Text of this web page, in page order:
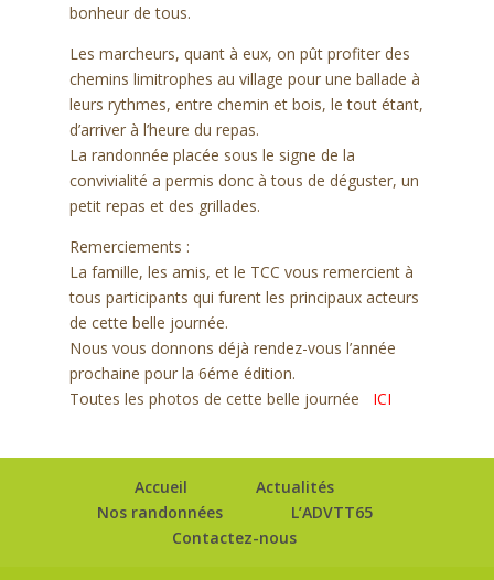
bonheur de tous.
Les marcheurs, quant à eux, on pût profiter des
chemins limitrophes au village pour une ballade à
leurs rythmes, entre chemin et bois, le tout étant,
d’arriver à l’heure du repas.
La randonnée placée sous le signe de la
convivialité a permis donc à tous de déguster, un
petit repas et des grillades.
Remerciements :
La famille, les amis, et le TCC vous remercient à
tous participants qui furent les principaux acteurs
de cette belle journée.
Nous vous donnons déjà rendez-vous l’année
prochaine pour la 6éme édition.
Toutes les photos de cette belle journée ICI
Accueil
Actualités
Nos randonnées
L’ADVTT65
Contactez-nous